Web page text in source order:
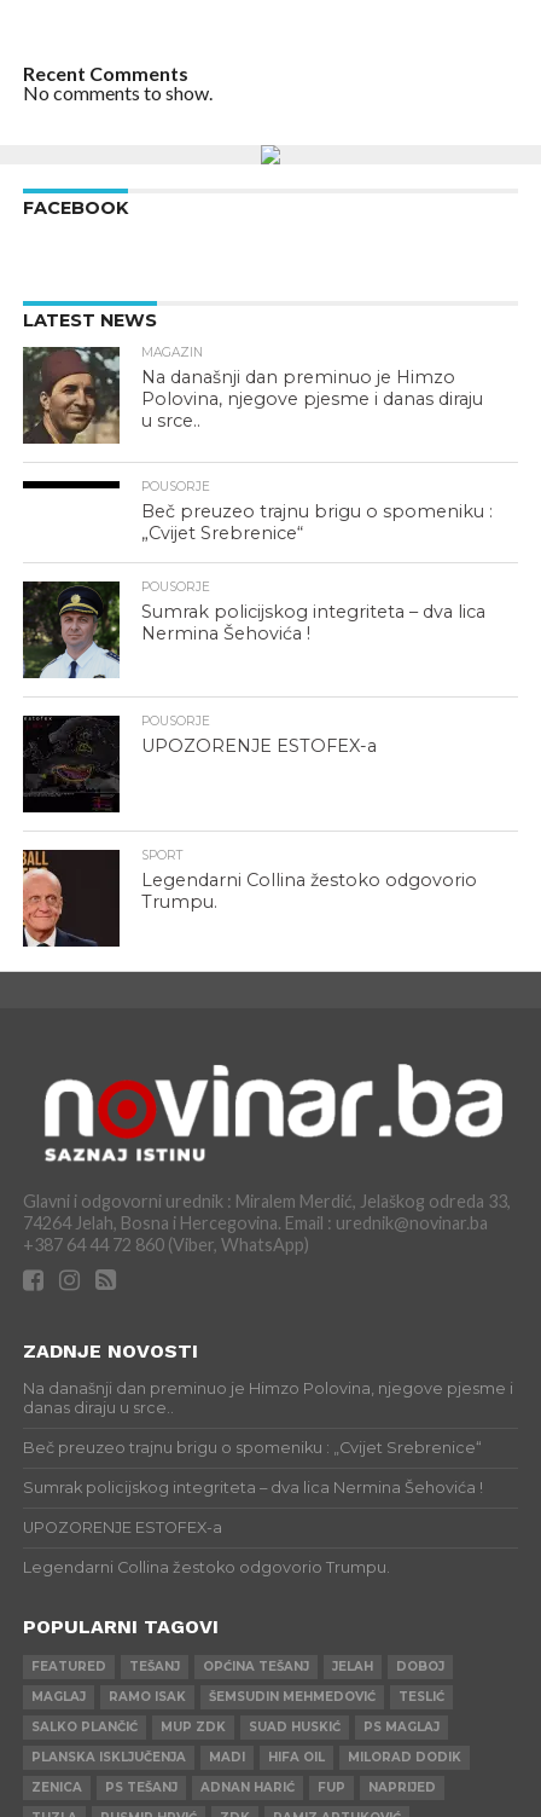
Recent Comments
No comments to show.
FACEBOOK
LATEST NEWS
MAGAZIN
Na današnji dan preminuo je Himzo
Polovina, njegove pjesme i danas diraju
u srce..
POUSORJE
Beč preuzeo trajnu brigu o spomeniku :
„Cvijet Srebrenice“
POUSORJE
Sumrak policijskog integriteta – dva lica
Nermina Šehovića !
POUSORJE
UPOZORENJE ESTOFEX-a
SPORT
Legendarni Collina žestoko odgovorio
Trumpu.
Glavni i odgovorni urednik : Miralem Merdić, Jelaškog odreda 33,
74264 Jelah, Bosna i Hercegovina. Email : urednik@novinar.ba
+387 64 44 72 860 (Viber, WhatsApp)
ZADNJE NOVOSTI
Na današnji dan preminuo je Himzo Polovina, njegove pjesme i
danas diraju u srce..
Beč preuzeo trajnu brigu o spomeniku : „Cvijet Srebrenice“
Sumrak policijskog integriteta – dva lica Nermina Šehovića !
UPOZORENJE ESTOFEX-a
Legendarni Collina žestoko odgovorio Trumpu.
POPULARNI TAGOVI
FEATURED TEŠANJ OPĆINA TEŠANJ JELAH
DOBOJ
MAGLAJ
RAMO ISAK ŠEMSUDIN MEHMEDOVIĆ
TESLIĆ
SALKO PLANČIĆ
MUP ZDK SUAD HUSKIĆ
PS MAGLAJ
PLANSKA ISKLJUČENJA
MADI HIFA OIL
MILORAD DODIK
ZENICA
PS TEŠANJ ADNAN HARIĆ FUP
NAPRIJED